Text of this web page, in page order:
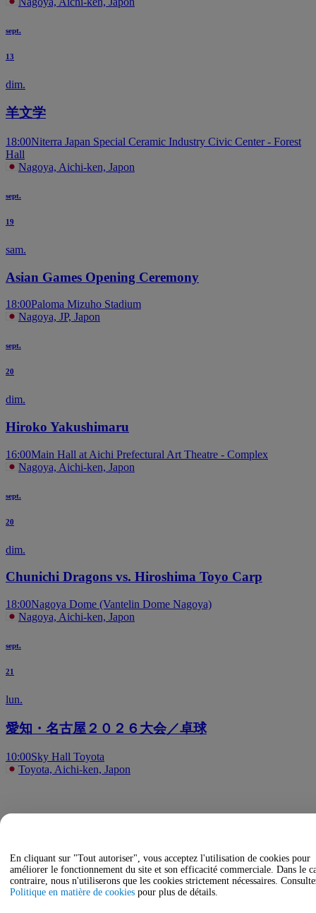
sept.
13
dim.
羊文学
18:00Niterra Japan Special Ceramic Industry Civic Center - Forest
Hall
Nagoya, Aichi-ken, Japon
sept.
19
sam.
Asian Games Opening Ceremony
18:00Paloma Mizuho Stadium
Nagoya, JP, Japon
sept.
20
dim.
Hiroko Yakushimaru
16:00Main Hall at Aichi Prefectural Art Theatre - Complex
Nagoya, Aichi-ken, Japon
sept.
20
dim.
Chunichi Dragons vs. Hiroshima Toyo Carp
18:00Nagoya Dome (Vantelin Dome Nagoya)
Nagoya, Aichi-ken, Japon
sept.
21
lun.
愛知・名古屋２０２６大会／卓球
10:00Sky Hall Toyota
Toyota, Aichi-ken, Japon
En cliquant sur "Tout autoriser", vous acceptez l'utilisation de cookies pour
améliorer le fonctionnement du site et son efficacité commerciale. Dans le
contraire, nous n'utiliserons que les cookies strictement nécessaires.
Politique en matière de cookies pour plus de détails.